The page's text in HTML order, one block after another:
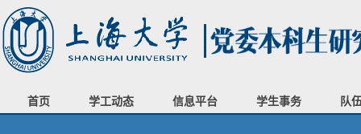
首页 学工动态 信息平台 学生事务 队